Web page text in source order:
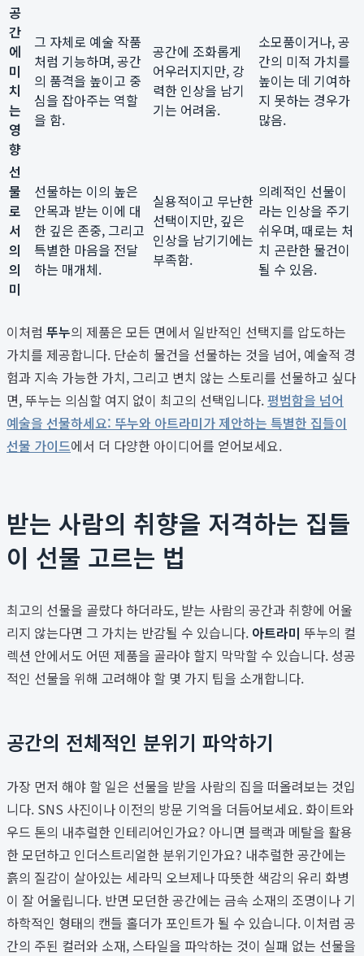
공
간
에
미
치
는
영
향
그 자체로 예술 작품
처럼 기능하며, 공간
의 품격을 높이고 중
심을 잡아주는 역할
을 함.
공간에 조화롭게
어우러지지만, 강
력한 인상을 남기
기는 어려움.
소모품이거나, 공
간의 미적 가치를
높이는 데 기여하
지 못하는 경우가
많음.
선
물
로
서
의
의
미
선물하는 이의 높은
안목과 받는 이에 대
한 깊은 존중, 그리고
특별한 마음을 전달
하는 매개체.
실용적이고 무난한
선택이지만, 깊은
인상을 남기기에는
부족함.
의례적인 선물이
라는 인상을 주기
쉬우며, 때로는 처
치 곤란한 물건이
될 수 있음.
이처럼 뚜누의 제품은 모든 면에서 일반적인 선택지를 압도하는
가치를 제공합니다. 단순히 물건을 선물하는 것을 넘어, 예술적 경
험과 지속 가능한 가치, 그리고 변치 않는 스토리를 선물하고 싶다
면, 뚜누는 의심할 여지 없이 최고의 선택입니다.평범함을 넘어
예술을 선물하세요: 뚜누와 아트라미가 제안하는 특별한 집들이
선물 가이드에서 더 다양한 아이디어를 얻어보세요.
받는 사람의 취향을 저격하는 집들
이 선물 고르는 법
최고의 선물을 골랐다 하더라도, 받는 사람의 공간과 취향에 어울
리지 않는다면 그 가치는 반감될 수 있습니다. 아트라미 뚜누의 컬
렉션 안에서도 어떤 제품을 골라야 할지 막막할 수 있습니다. 성공
적인 선물을 위해 고려해야 할 몇 가지 팁을 소개합니다.
공간의 전체적인 분위기 파악하기
가장 먼저 해야 할 일은 선물을 받을 사람의 집을 떠올려보는 것입
니다. SNS 사진이나 이전의 방문 기억을 더듬어보세요. 화이트와
우드 톤의 내추럴한 인테리어인가요? 아니면 블랙과 메탈을 활용
한 모던하고 인더스트리얼한 분위기인가요? 내추럴한 공간에는
흙의 질감이 살아있는 세라믹 오브제나 따뜻한 색감의 유리 화병
이 잘 어울립니다. 반면 모던한 공간에는 금속 소재의 조명이나 기
하학적인 형태의 캔들 홀더가 포인트가 될 수 있습니다. 이처럼 공
간의 주된 컬러와 소재, 스타일을 파악하는 것이 실패 없는 선물을